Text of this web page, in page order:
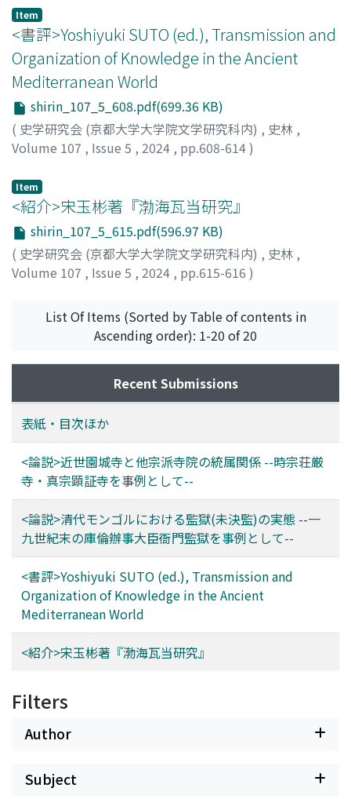
獄が有ったことは確実である。二重の木柵で囲まれてい
て、本体部分には屋根のない監獄であった。光緒五(一八
七九)年に強盗殺人犯オドセルがここから脱獄したが、同
時期の記録を見ると、看守三名が収監者の手枷・足枷・柵
と、出入り口・木製箱形独房の施錠とを毎日確認・記録す
るなど厳重に管理されていた。しかし、光緒一一(一八八
五)年にも収監者三名が脱獄に成功し、看守二名と巡視兵
七名が処罰された。脱獄者は木製箱形独房と監獄の出入り
口との両方の錠前を夜間破壊し、鉄製の手枷・足枷も外し
たり壊したりしていた。「堅固で深い」と呼ばれる監獄で
はあったが、実際には部外者も出入りでき、壊せる程度の
錠前しか備えていなかったため、結論としては管理の甘い
監獄であったと言わざるを得ない。
Item
<書評>Yoshiyuki SUTO (ed.), Transmission and
Organization of Knowledge in the Ancient
Mediterranean World
shirin_107_5_608.pdf(699.36 KB)
( 史学研究会 (京都大学大学院文学研究科内) , 史林 ,
Volume 107 , Issue 5 , 2024 , pp.608-614)
Item
<紹介>宋玉彬著『渤海瓦当研究』
shirin_107_5_615.pdf(596.97 KB)
( 史学研究会 (京都大学大学院文学研究科内) , 史林 ,
Volume 107 , Issue 5 , 2024 , pp.615-616 )
List Of Items (Sorted by Table of contents in
Ascending order): 1-20 of 20
Recent Submissions
表紙・目次ほか
<論説>近世園城寺と他宗派寺院の統属関係 --時宗荘厳
寺・真宗顕証寺を事例として--
<論説>清代モンゴルにおける監獄(未決監)の実態 --一
九世紀末の庫倫辦事大臣衙門監獄を事例として--
<書評>Yoshiyuki SUTO (ed.), Transmission and
Organization of Knowledge in the Ancient
Mediterranean World
<紹介>宋玉彬著『渤海瓦当研究』
Filters
Author
Subject